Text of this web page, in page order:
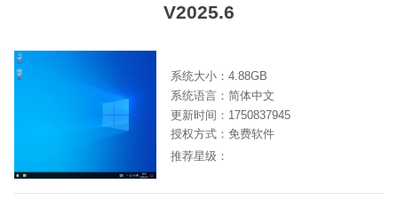
V2025.6
系统大小：4.88GB
系统语言：简体中文
更新时间：1750837945
授权方式：免费软件
推荐星级：